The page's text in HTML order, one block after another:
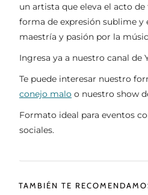
un artista que eleva el acto
forma de expresión sublime y
maestría y pasión por la
Ingresa ya a nuestro canal de
Te puede interesar nuestro
conejo malo o nuestro show
Formato ideal para eventos
sociales.
TAMBIÉN TE